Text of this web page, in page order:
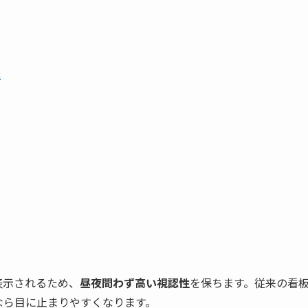
されるため、 昼夜問わず高い視認性を保ちます。従来の看
目に止まりやすくなります。